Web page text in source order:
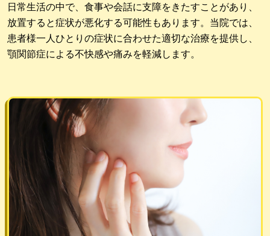
日常生活の中で、食事や会話に支障をきたすことがあり、
放置すると症状が悪化する可能性もあります。当院では、
患者様一人ひとりの症状に合わせた適切な治療を提供し、
顎関節症による不快感や痛みを軽減します。